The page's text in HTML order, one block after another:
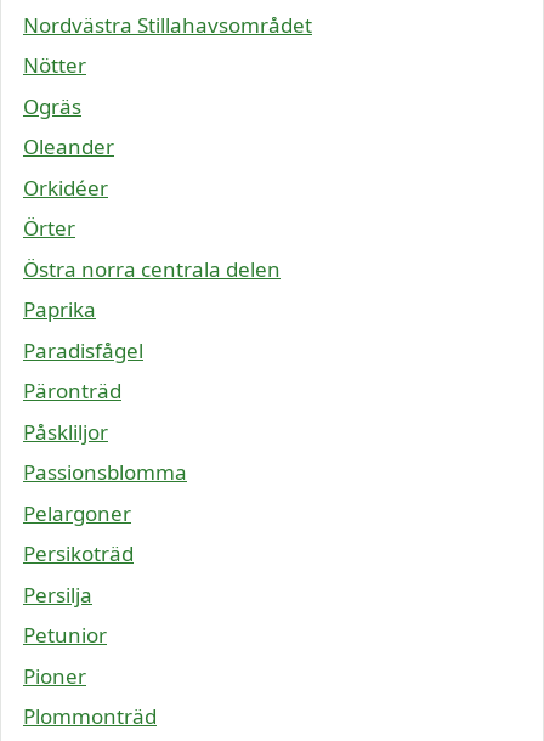
Nordvästra Stillahavsområdet
Nötter
Ogräs
Oleander
Orkidéer
Örter
Östra norra centrala delen
Paprika
Paradisfågel
Päronträd
Påskliljor
Passionsblomma
Pelargoner
Persikoträd
Persilja
Petunior
Pioner
Plommonträd